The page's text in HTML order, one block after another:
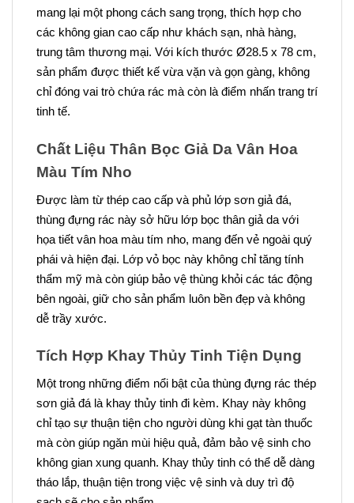
mang lại một phong cách sang trọng, thích hợp cho
các không gian cao cấp như khách sạn, nhà hàng,
trung tâm thương mại. Với kích thước Ø28.5 x 78 cm,
sản phẩm được thiết kế vừa vặn và gọn gàng, không
chỉ đóng vai trò chứa rác mà còn là điểm nhấn trang trí
tinh tế.
Chất Liệu Thân Bọc Giả Da Vân Hoa
Màu Tím Nho
Được làm từ thép cao cấp và phủ lớp sơn giả đá,
thùng đựng rác này sở hữu lớp bọc thân giả da với
họa tiết vân hoa màu tím nho, mang đến vẻ ngoài quý
phái và hiện đại. Lớp vỏ bọc này không chỉ tăng tính
thẩm mỹ mà còn giúp bảo vệ thùng khỏi các tác động
bên ngoài, giữ cho sản phẩm luôn bền đẹp và không
dễ trầy xước.
Tích Hợp Khay Thủy Tinh Tiện Dụng
Một trong những điểm nổi bật của thùng đựng rác thép
sơn giả đá là khay thủy tinh đi kèm. Khay này không
chỉ tạo sự thuận tiện cho người dùng khi gạt tàn thuốc
mà còn giúp ngăn mùi hiệu quả, đảm bảo vệ sinh cho
không gian xung quanh. Khay thủy tinh có thể dễ dàng
tháo lắp, thuận tiện trong việc vệ sinh và duy trì độ